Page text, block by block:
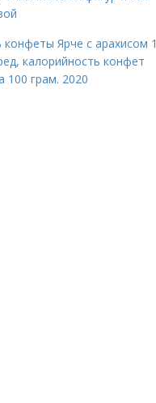
конфеты Ярче с арахисом 1
калорийность конфет
100 грам. 2020